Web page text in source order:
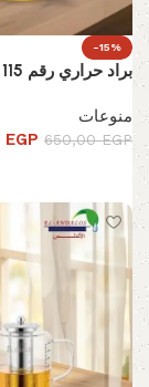
-15%
براد حراري رقم 115
منوعات
650,00EGP
EGP